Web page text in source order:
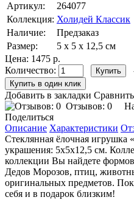
Артикул:
264077
Коллекция: Холидей Классик
Наличие:
Предзаказ
Размер:
5 х 5 х 12,5 см
Цена: 1475 р.
Количество:
Добавить в закладки Сравнить
Отзывов: 0
Поделиться
Описание Характеристики
Стеклянная ёлочная игрушка
украшения: 5х5х12,5 см.
коллекции Вы найдете
Дедов Морозов, птиц,
оригинальных предметов.
себя и в подарок близким!